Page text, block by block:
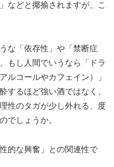
などと揶揄されますが、こ
な「依存性」や「禁断症
もし人間でいうなら「ドラ
ルコールやカフェイン）」
するほど強い酒ではなく、
性のタガが少し外れる、度
でしょうか。
的な興奮」との関連性で